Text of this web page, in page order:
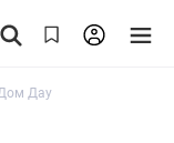
Дау